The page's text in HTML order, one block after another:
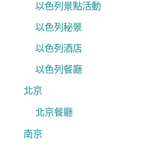
以色列景點活動
以色列秘景
以色列酒店
以色列餐廳
北京
北京餐廳
南京